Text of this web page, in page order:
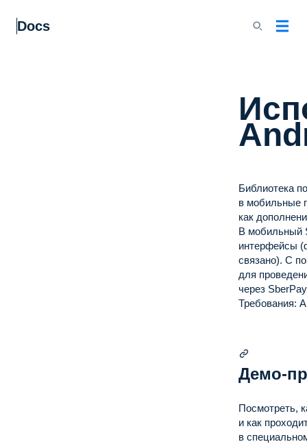
Docs
Библиотека
в мобильные
как
В мобильный
интерфейсы
связано). С
для
через
Требования:
Демо-
Посмотреть,
и как
в